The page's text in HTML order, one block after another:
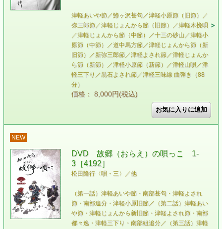
津軽あいや節／鯵ヶ沢甚句／津軽小原節（旧節）／
弥三郎節／津軽じょんから節（旧節）／津軽木挽唄
／津軽じょんから節（中節）／十三の砂山／津軽小
原節（中節）／道中馬方節／津軽じょんから節（新
旧節）／新弥三郎節／津軽よされ節／津軽じょんか
ら節（新節）／津軽小原節（新節）／津軽山唄／津
軽三下り／黒石よされ節／津軽三味線 曲弾き（88
分）
価格： 8,000円(税込)
NEW
DVD 故郷（おらえ）の唄っこ 1-
3［4192］
松田隆行〈唄・三〉／他
（第一話）津軽あいや節・南部甚句・津軽よされ
節・南部追分・津軽小原旧節／（第二話）津軽あい
や節・津軽じょんから新旧節・津軽よされ節・南部
都々逸・津軽三下り・南部組追分／（第三話）津軽